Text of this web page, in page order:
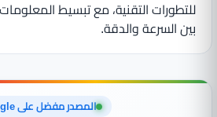
للتطورات التقنية، مع تبسيط
بين السرعة والدقة.
المصدر مفضل على Google